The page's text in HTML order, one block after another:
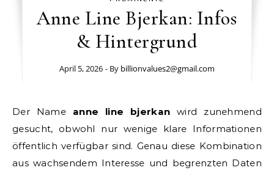
Anne Line Bjerkan: Infos
& Hintergrund
April 5, 2026 - By billionvalues2@gmail.com
Der Name anne line bjerkan wird zunehmend
gesucht, obwohl nur wenige klare Informationen
öffentlich verfügbar sind. Genau diese Kombination
aus wachsendem Interesse und begrenzten Daten